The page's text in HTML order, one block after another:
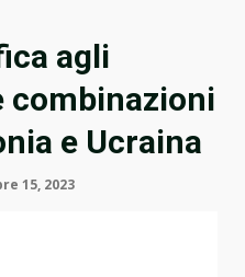
agli
combinazioni
e Ucraina
15, 2023